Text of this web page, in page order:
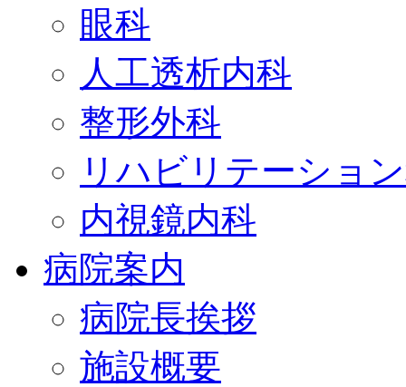
眼科
人工透析内科
整形外科
リハビリテーショ
内視鏡内科
病院案内
病院長挨拶
施設概要